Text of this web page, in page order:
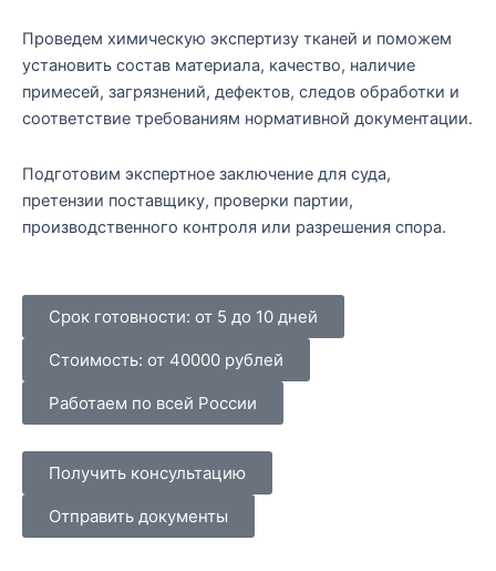
Проведем химическую экспертизу тканей и поможем
установить состав материала, качество, наличие
примесей, загрязнений, дефектов, следов обработки и
соответствие требованиям нормативной документации.
Подготовим экспертное заключение для суда,
претензии поставщику, проверки партии,
производственного контроля или разрешения спора.
Срок готовности: от 5 до 10 дней
Стоимость: от 40000 рублей
Работаем по всей России
Получить консультацию
Отправить документы